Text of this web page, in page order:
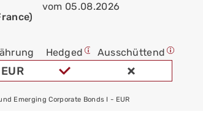
vom 05.08.2026
Hedged
Ausschüttend
EUR
Emerging Corporate Bonds I - EUR